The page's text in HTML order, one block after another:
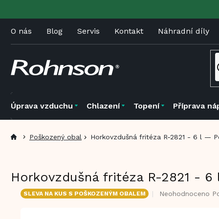
O nás Blog Servis Kontakt Náhradní díly
Úprava vzduchu Chlazení Topení Příprava
Poškozený obal Horkovzdušná fritéza R-2821 - 6 l —
Horkovzdušná fritéza R-2821 -
SLEVA NA KUS S POŠKOZENÝM OBALEM
Průměrné
Neohodnoceno